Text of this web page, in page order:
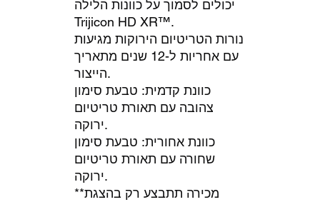
יכולים לסמוך על כוונות הלילה
Trijicon HD XR™.
נורות הטריטיום הירוקות מגיעות
עם אחריות ל-12 שנים מתאריך
הייצור.
כוונת קדמית: טבעת סימון
צהובה עם תאורת טריטיום
ירוקה.
כוונת אחורית: טבעת סימון
שחורה עם תאורת טריטיום
ירוקה.
**מכירה תתבצע רק בהצגת